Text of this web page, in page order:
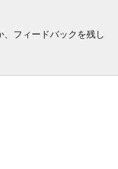
フィードバックを残し